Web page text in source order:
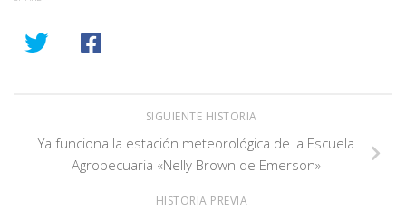
SIGUIENTE HISTORIA
Ya funciona la estación meteorológica de la Escuela
Agropecuaria «Nelly Brown de Emerson»
HISTORIA PREVIA